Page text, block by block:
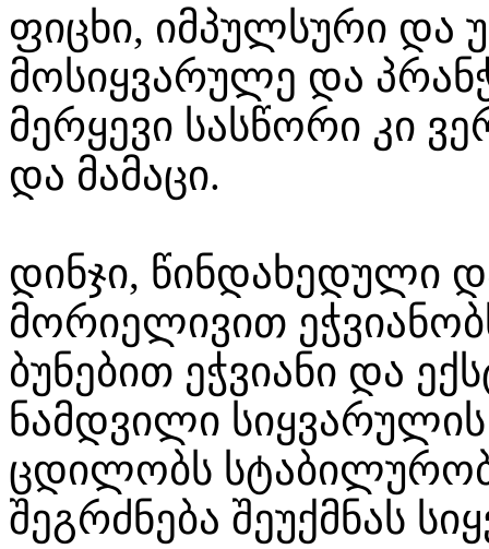
ფიცხი, იმპულსური და
მოსიყვარულე და
მერყევი სასწორი კი
და მამაცი.
დინჯი, წინდახედული
მორიელივით
ბუნებით ეჭვიანი და
ნამდვილი
ცდილობს
შეგრძნება შეუქმნას